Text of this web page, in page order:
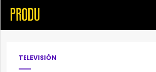
TELEVISIÓN